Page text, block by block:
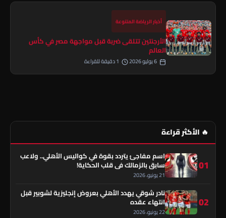
أخبار الرياضة المتنوعة
الأرجنتين تتلقى ضربة قبل مواجهة مصر في كأس
العالم
🔥 الأكثر قراءة
01
اسم مفاجئ يتردد بقوة في كواليس الأهلي.. ولاعب
سابق بالزمالك في قلب الحكاية!
21 يونيو، 2026
02
نادر شوقي يهدد الأهلي بعروض إنجليزية لشوبير قبل
انتهاء عقده
22 يونيو، 2026